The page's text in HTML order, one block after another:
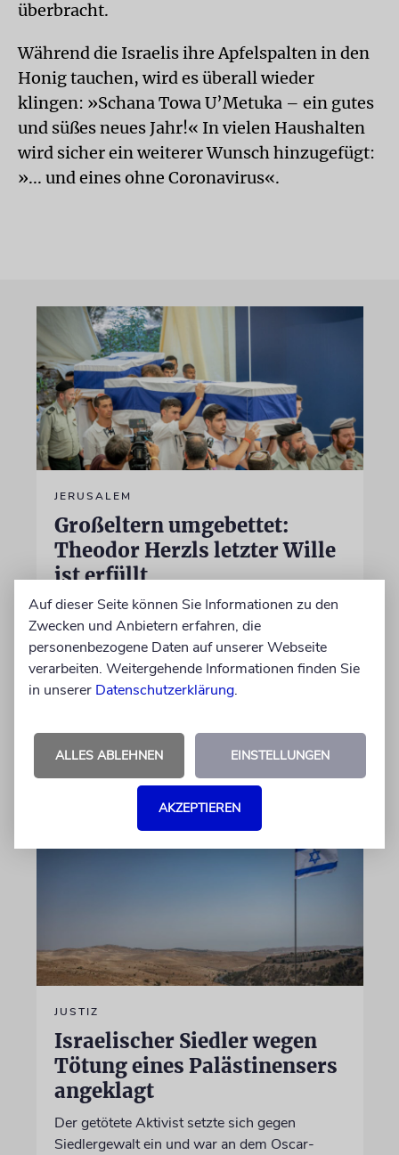
überbracht.
Während die Israelis ihre Apfelspalten in den
Honig tauchen, wird es überall wieder
klingen: »Schana Towa U’Metuka – ein gutes
und süßes neues Jahr!« In vielen Haushalten
wird sicher ein weiterer Wunsch hinzugefügt:
»... und eines ohne Coronavirus«.
JERUSALEM
Großeltern umgebettet:
Theodor Herzls letzter Wille
ist erfüllt
Die Überreste von Schimon und Rikva Herzl,
Vorfahren väterlicherseits des Zionismus-
Begründers und prägende Gestalten in
Theodor Herzls Jugend, wurden von Serbien
nach Israel überführt und auf dem Herzlberg
06.08.2026
JUSTIZ
Israelischer Siedler wegen
Tötung eines Palästinensers
angeklagt
Der getötete Aktivist setzte sich gegen
Siedlergewalt ein und war an dem Oscar-
Auf dieser Seite können Sie Informationen zu den
Zwecken und Anbietern erfahren, die
personenbezogene Daten auf unserer Webseite
verarbeiten. Weitergehende Informationen finden Sie
in unserer Datenschutzerklärung.
ALLES ABLEHNEN EINSTELLUNGEN
AKZEPTIEREN